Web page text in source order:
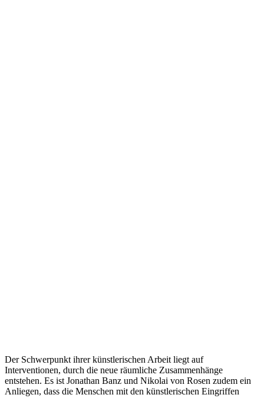
Der Schwerpunkt ihrer künstlerischen Arbeit liegt auf
Interventionen, durch die neue räumliche Zusammenhänge
entstehen. Es ist Jonathan Banz und Nikolai von Rosen zudem ein
Anliegen, dass die Menschen mit den künstlerischen Eingriffen